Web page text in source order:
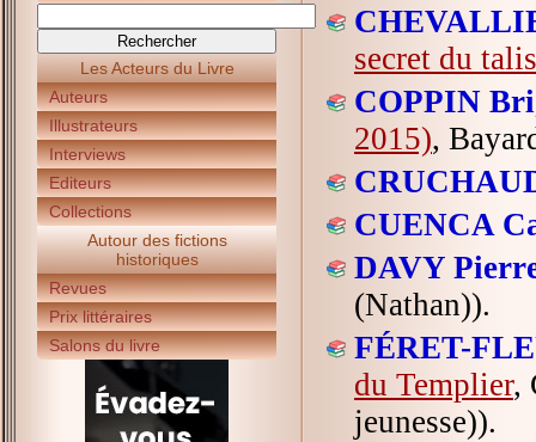
Les Acteurs du Livre
Auteurs
Illustrateurs
Interviews
Editeurs
Collections
Autour des fictions
historiques
Revues
Prix littéraires
Salons du livre
secret du
COPPIN
2015),
CUENCA
DAVY
(Nathan)).
FÉRET-
du Templier,
jeunesse)).